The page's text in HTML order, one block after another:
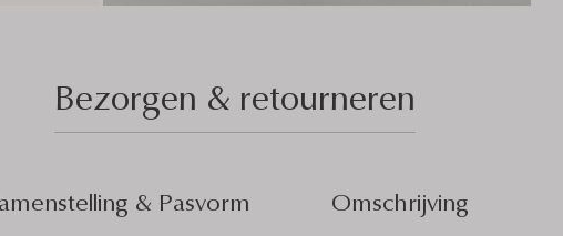
Bezorgen & retourneren
& Pasvorm Omschrijving